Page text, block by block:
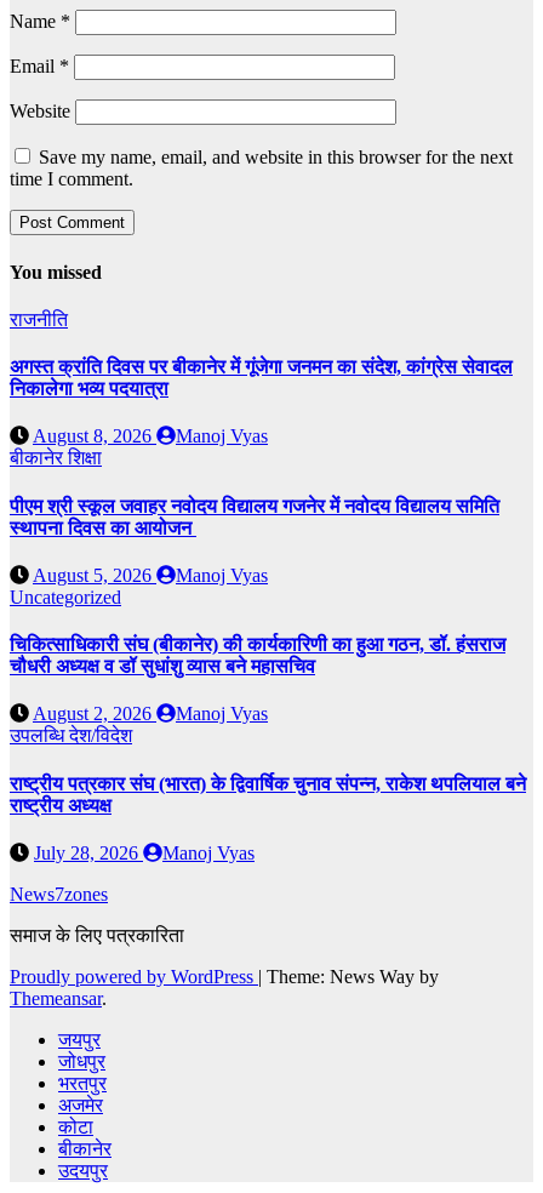
Name *
Email *
Website
Save my name, email, and website in this browser for the next
time I comment.
You missed
राजनीति
अगस्त क्रांति दिवस पर बीकानेर में गूंजेगा जनमन का संदेश, कांग्रेस सेवादल
निकालेगा भव्य पदयात्रा
August 8, 2026
Manoj Vyas
बीकानेरशिक्षा
पीएम श्री स्कूल जवाहर नवोदय विद्यालय गजनेर में नवोदय विद्यालय समिति
स्थापना दिवस का आयोजन
August 5, 2026
Manoj Vyas
Uncategorized
चिकित्साधिकारी संघ (बीकानेर) की कार्यकारिणी का हुआ गठन, डॉ. हंसराज
चौधरी अध्यक्ष व डॉ सुधांशु व्यास बने महासचिव
August 2, 2026
Manoj Vyas
उपलब्धिदेश/विदेश
राष्ट्रीय पत्रकार संघ (भारत) के द्विवार्षिक चुनाव संपन्न, राकेश थपलियाल बने
राष्ट्रीय अध्यक्ष
July 28, 2026
Manoj Vyas
News7zones
समाज के लिए पत्रकारिता
Proudly powered by WordPress | Theme: News Way by
Themeansar.
जयपुर
जोधपुर
भरतपुर
अजमेर
कोटा
बीकानेर
उदयपुर